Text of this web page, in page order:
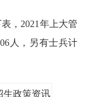
，2021年上大管
人，另有士兵计